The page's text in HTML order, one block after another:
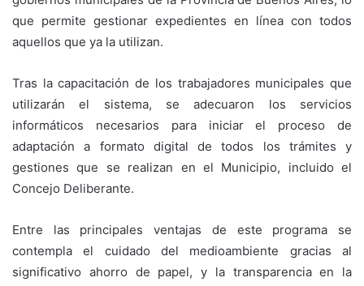
que permite gestionar expedientes en línea con todos
aquellos que ya la utilizan.
Tras la capacitación de los trabajadores municipales que
utilizarán el sistema, se adecuaron los servicios
informáticos necesarios para iniciar el proceso de
adaptación a formato digital de todos los trámites y
gestiones que se realizan en el Municipio, incluido el
Concejo Deliberante.
Entre las principales ventajas de este programa se
contempla el cuidado del medioambiente gracias al
significativo ahorro de papel, y la transparencia en la